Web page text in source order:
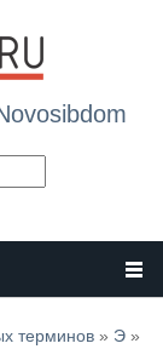
терминов » Э »